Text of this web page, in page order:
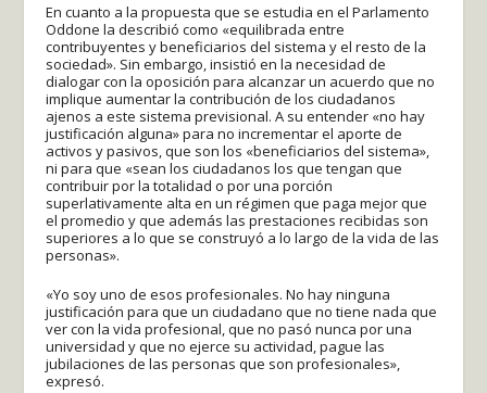
En cuanto a la propuesta que se estudia en el Parlamento
Oddone la describió como «equilibrada entre
contribuyentes y beneficiarios del sistema y el resto de la
sociedad». Sin embargo, insistió en la necesidad de
dialogar con la oposición para alcanzar un acuerdo que no
implique aumentar la contribución de los ciudadanos
ajenos a este sistema previsional. A su entender «no hay
justificación alguna» para no incrementar el aporte de
activos y pasivos, que son los «beneficiarios del sistema»,
ni para que «sean los ciudadanos los que tengan que
contribuir por la totalidad o por una porción
superlativamente alta en un régimen que paga mejor que
el promedio y que además las prestaciones recibidas son
superiores a lo que se construyó a lo largo de la vida de las
personas».
«Yo soy uno de esos profesionales. No hay ninguna
justificación para que un ciudadano que no tiene nada que
ver con la vida profesional, que no pasó nunca por una
universidad y que no ejerce su actividad, pague las
jubilaciones de las personas que son profesionales»,
expresó.